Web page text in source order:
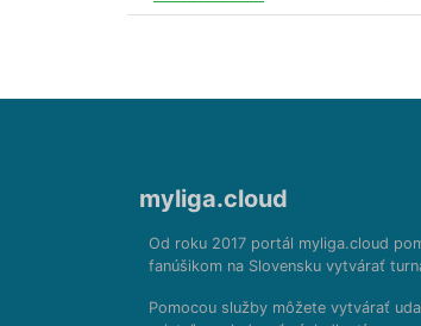
myliga.cloud
Od roku 2017 portál myliga.cloud
fanúšikom na Slovensku vytvárať
Pomocou služby môžete vytvárať